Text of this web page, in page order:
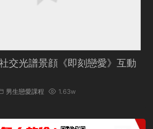
交光譜景顔《即刻戀愛》互動
男生戀愛課程 1.63w